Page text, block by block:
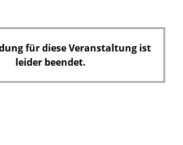
für diese Veranstaltung ist
leider beendet.